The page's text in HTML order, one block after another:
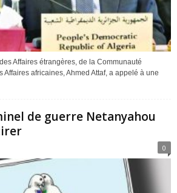
Affaires étrangères, de la Communauté
Affaires africaines, Ahmed Attaf, a appelé à une
de guerre Netanyahou
0